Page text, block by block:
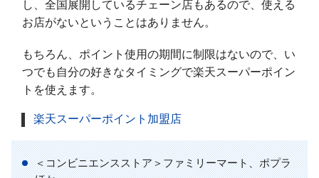
し、全国展開しているチェーン店もあるので、使える
お店がないということはありません。
もちろん、ポイント使用の期間に制限はないので、い
つでも自分の好きなタイミングで楽天スーパーポイン
トを使えます。
楽天スーパーポイント加盟店
＜コンビニエンスストア＞ファミリーマート、ポプラ